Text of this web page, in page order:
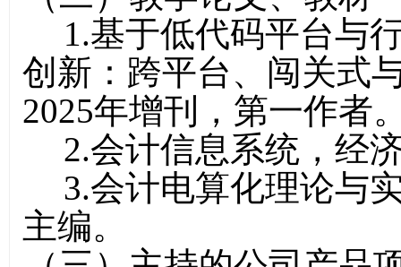
1.基于低代码平台与
创新：跨平台、闯关式
2025年增刊，第一作者
2.会计信息系统， 经
3.会计电算化理论与
主编。